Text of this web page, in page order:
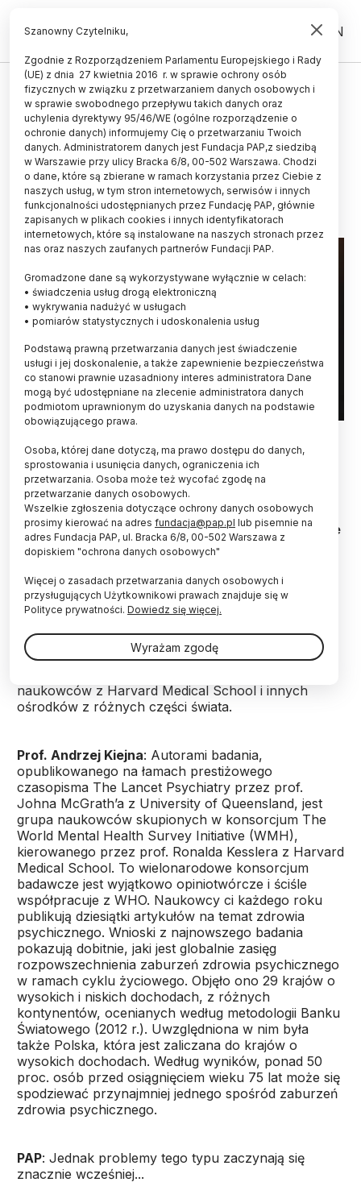
PL EN
ZDROWIE
Prof. Kiejna: świat nęka depresja,
zaburzenia lękowe i uzależnienia
MAREK MATACZ
11.10.2023
aktualizacja: 11.10.2023
6 minut czytania
Źródło: Adobe Stock
Według nowego badania aż połowa populacji
świata może spodziewać się, że do 75. roku życia
będzie cierpiała z powodu jakiegoś zaburzenia
psychicznego. O przyczynach tej niepokojącej
sytuacji i metodach zaradczych mówi w rozmowie
z PAP prof. Andrzej Kiejna, psychiatra i
epidemiolog z Uniwersytetu Dolnośląskiego, DSW
we Wrocławiu.
osiągnięciem wieku 75 lat ma w przyszłości borykać
się z jakimś problemem psychicznym –wynika z
naukowców z Harvard Medical School i innych
ośrodków z różnych części świata.
Prof. Andrzej Kiejna: Autorami badania,
opublikowanego na łamach prestiżowego
czasopisma The Lancet Psychiatry przez prof.
Johna McGrath’a z University of Queensland, jest
grupa naukowców skupionych w konsorcjum The
World Mental Health Survey Initiative (WMH),
kierowanego przez prof. Ronalda Kesslera z Harvard
Medical School. To wielonarodowe konsorcjum
badawcze jest wyjątkowo opiniotwórcze i ściśle
współpracuje z WHO. Naukowcy ci każdego roku
publikują dziesiątki artykułów na temat zdrowia
psychicznego. Wnioski z najnowszego badania
pokazują dobitnie, jaki jest globalnie zasięg
rozpowszechnienia zaburzeń zdrowia psychicznego
w ramach cyklu życiowego. Objęło ono 29 krajów o
wysokich i niskich dochodach, z różnych
kontynentów, ocenianych według metodologii Banku
Światowego (2012 r.). Uwzględniona w nim była
także Polska, która jest zaliczana do krajów o
wysokich dochodach. Według wyników, ponad 50
proc. osób przed osiągnięciem wieku 75 lat może się
spodziewać przynajmniej jednego spośród zaburzeń
zdrowia psychicznego.
PAP: Jednak problemy tego typu zaczynają się
znacznie wcześniej...
Szanowny Czytelniku,
Zgodnie z Rozporządzeniem Parlamentu Europejskiego i Rady
(UE) z dnia 27 kwietnia 2016 r. w sprawie ochrony osób
fizycznych w związku z przetwarzaniem danych osobowych i
w sprawie swobodnego przepływu takich danych oraz
uchylenia dyrektywy 95/46/WE (ogólne rozporządzenie o
ochronie danych) informujemy Cię o przetwarzaniu Twoich
danych. Administratorem danych jest Fundacja PAP,z siedzibą
w Warszawie przy ulicy Bracka 6/8, 00-502 Warszawa. Chodzi
o dane, które są zbierane w ramach korzystania przez Ciebie z
naszych usług, w tym stron internetowych, serwisów i innych
funkcjonalności udostępnianych przez Fundację PAP, głównie
zapisanych w plikach cookies i innych identyfikatorach
internetowych, które są instalowane na naszych stronach przez
nas oraz naszych zaufanych partnerów Fundacji PAP.
Gromadzone dane są wykorzystywane wyłącznie w celach:
• świadczenia usług drogą elektroniczną
• wykrywania nadużyć w usługach
• pomiarów statystycznych i udoskonalenia usług
Podstawą prawną przetwarzania danych jest świadczenie
usługi i jej doskonalenie, a także zapewnienie bezpieczeństwa
co stanowi prawnie uzasadniony interes administratora Dane
mogą być udostępniane na zlecenie administratora danych
podmiotom uprawnionym do uzyskania danych na podstawie
obowiązującego prawa.
Osoba, której dane dotyczą, ma prawo dostępu do danych,
sprostowania i usunięcia danych, ograniczenia ich
przetwarzania. Osoba może też wycofać zgodę na
przetwarzanie danych osobowych.
Wszelkie zgłoszenia dotyczące ochrony danych osobowych
prosimy kierować na adres fundacja@pap.pl lub pisemnie na
adres Fundacja PAP, ul. Bracka 6/8, 00-502 Warszawa z
dopiskiem "ochrona danych osobowych"
Więcej o zasadach przetwarzania danych osobowych i
przysługujących Użytkownikowi prawach znajduje się w
Polityce prywatności. Dowiedz się więcej.
Wyrażam zgodę